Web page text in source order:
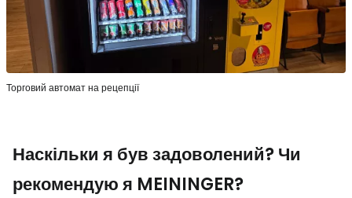
Торговий автомат на рецепції
Наскільки я був задоволений? Чи
рекомендую я MEININGER?